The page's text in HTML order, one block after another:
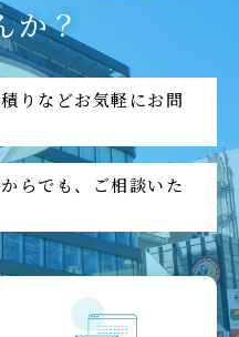
か？
りなどお気軽にお問
らでも、ご相談いた